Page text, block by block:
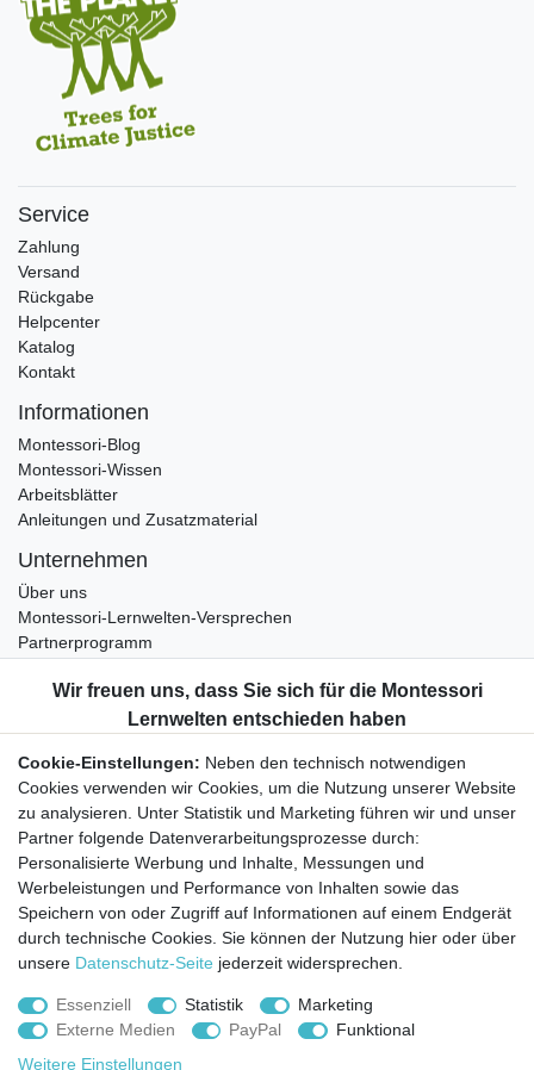
Service
Zahlung
Versand
Rückgabe
Helpcenter
Katalog
Kontakt
Informationen
Montessori-Blog
Montessori-Wissen
Arbeitsblätter
Anleitungen und Zusatzmaterial
Unternehmen
Über uns
Montessori-Lernwelten-Versprechen
Partnerprogramm
Bestellung widerrufen
Datenschutzerklärung
AGB
Impressum
Aktuelles rund um Montessori-Materialien und
Montessori-Pädagogik.
Kostenfreie wöchentliche Infos
Hiermit bestätige ich, dass ich dieDaten­schutz­erklärunggelesen habe. Sie
Abonnieren
Cookie-Einstellungen: Neben den technisch notwendigen
Cookies verwenden wir Cookies, um die Nutzung unserer Website
zu analysieren. Unter Statistik und Marketing führen wir und unser
Partner folgende Datenverarbeitungsprozesse durch:
Personalisierte Werbung und Inhalte, Messungen und
Werbeleistungen und Performance von Inhalten sowie das
Speichern von oder Zugriff auf Informationen auf einem Endgerät
durch technische Cookies. Sie können der Nutzung hier oder über
unsere Datenschutz-Seite jederzeit widersprechen.
Essenziell Statistik
Marketing
Externe Medien
PayPal
Funktional
Weitere Einstellungen